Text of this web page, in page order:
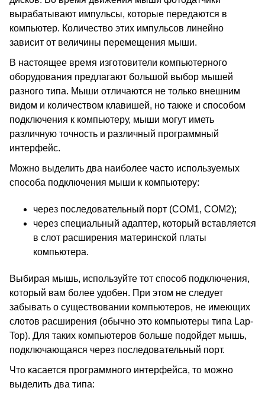
вырабатывают импульсы, которые передаются в
компьютер. Количество этих импульсов линейно
зависит от величины перемещения мыши.
В настоящее время изготовители компьютерного
оборудования предлагают большой выбор мышей
разного типа. Мыши отличаются не только внешним
видом и количеством клавишей, но также и способом
подключения к компьютеру, мыши могут иметь
различную точность и различный программный
интерфейс.
Можно выделить два наиболее часто используемых
способа подключения мыши к компьютеру:
через последовательный порт (COM1, COM2);
через специальный адаптер, который вставляется
в слот расширения материнской платы
компьютера.
Выбирая мышь, используйте тот способ подключения,
который вам более удобен. При этом не следует
забывать о существовании компьютеров, не имеющих
слотов расширения (обычно это компьютеры типа Lap-
Top). Для таких компьютеров больше подойдет мышь,
подключающаяся через последовательный порт.
Что касается программного интерфейса, то можно
выделить два типа: